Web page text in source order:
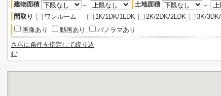
建物面積
～ 土地面積
～
間取り
ワンルーム 1K/1DK/1LDK 2K/2DK/2LDK
3K/
画像あり
動画あり
パノラマあり
さらに条件を指定して絞り込
む